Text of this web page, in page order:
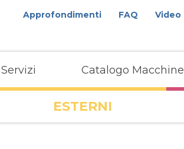
Approfondimenti FAQ Video
Servizi Catalogo Macchine
ESTERNI